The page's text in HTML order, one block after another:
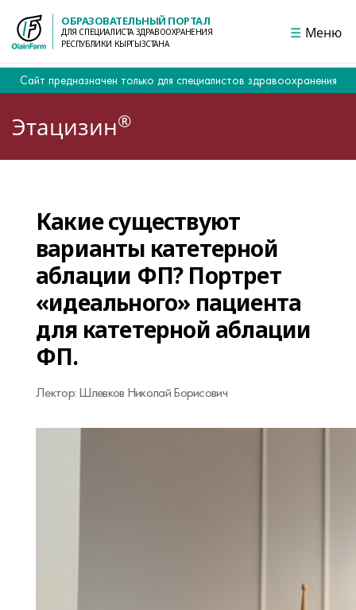
ОБРАЗОВАТЕЛЬНЫЙ ПОРТАЛ
ДЛЯ СПЕЦИАЛИСТА ЗДРАВООХРАНЕНИЯ
РЕСПУБЛИКИ КЫРГЫЗСТАНА
Меню
Сайт предназначен только для специалистов здравоохранения
Этацизин®
Какие существуют
варианты катетерной
аблации ФП? Портрет
«идеального» пациента
для катетерной аблации
ФП.
Лектор: Шлевков Николай Борисович